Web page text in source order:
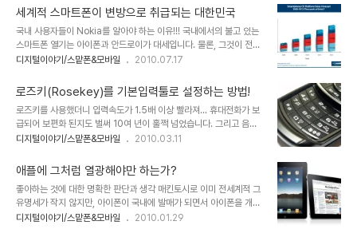
에서 적지 않은 예산..
들을 에너지로 변환하는 기술에 대하여 말하는 사람들이 있습니다. 제
품명 소니아 SONEA. 이것이 현실화 된다면, 도시 소음이 어느정도
대접 받는 존재로 탈바꿈이 되지 않을까 생각됩니다. 간단하게 소리를
에너지원으로 하는 가로등이 거리를 비추고 사람들은 시끄러운 곳으
로부터 전기를 무료로 사용할 수도 있을테니까요. SONEA를 디자인
와 두께 80mm의 크기와 무게..
세계적 스마트폰이 변방으로 취급되는 대한민국
국내 사용자들이 Nokia를 알아야 하는 이유!!! 국내에서의 불고 있는
스마트폰 열기는 아이폰과 안드로이가 대세입니다. 물론, 그것이 전세
계적인 트랜드와 무관한 건 아닙니다. 애플의 아이폰과 구글이 주도하
드폰은 분명히 세계적인 흐름임에 틀림없습니다. 그런데, 생각해야할
한 가지 사실이 있습니다. 세계 최대 휴대폰 생산기업이자 스마트폰 시
장 점유율 40%를 차지하고 있는 노키아의 심비안과 마에모가 그것
입니다. 세계 최고의 명성을 유지하고 있는 이유가 있을 것임에도 무엇
이 문제인지 국내에서 노키아의 성적은 바닥을 헤매고 있습니다. 왜 그
기가 떠올랐습니다. -어쩌면 지금도 여..
디지털이야기/스맡폰&모바일 2010.07.17
로즈키(Rosekey)를 기본입력툴로 설정하는 방법!
로즈키를 사용했더니 입력속도가 1.5배 이상 빨라져... 휴대전화가 보
급되어 보편화 된지도 벌써 10여 년이 훌쩍 넘었습니다. 그리고 음성
을 통화하는 것 이상으로 늘어난 문자전송은 또하나의 문화가 되기도
EZ-한글 등... 이름을 알수 없는 수많은 문자 입력 방법들은 저마다 편
리성과 효율성을 염두에 두고 만들어졌겠지만, 사용자의 요구가 제대
로 반영되지 못했던 것 같습니다. 또한 표준화 되지 못한 문제로 인하
여 저를 포함한 많은 사람들은 새로운 휴대전화를 맞이할 때마다 새로
운 입력 방법들을 익히느라 고생을 해야만 했습니다. ▲ 천지인 입력
디지털이야기/스맡폰&모바일 2010.03.11
애플에 그처럼 열광해야만 하는가?
좋아하는 것에 대한 명확한 판단과 생각 매킨토시로 이미 전세계적 그
유명세가 작지 않지만, 아이폰이 국내에 발매가 되면서 아이폰을 개발
하여 판매하는 기업 애플에 대한 관심 또한 더욱 높아졌습니다. 더우기
디지털이야기/스맡폰&모바일 2010.01.29